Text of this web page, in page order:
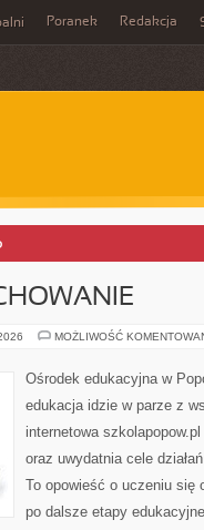
Poranek Redakcja
MOŻLIWOŚĆ
Ośrodek edukacyjna w
edukacja idzie w parze z
internetowa
oraz uwydatnia cele
To opowieść o uczeniu się
po dalsze etapy